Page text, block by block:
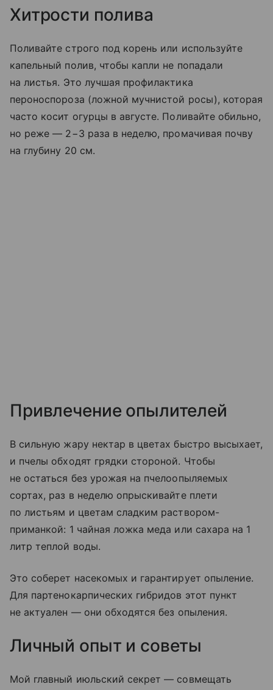
Хитрости полива
Поливайте строго под корень или используйте
капельный полив, чтобы капли не попадали
на листья. Это лучшая профилактика
пероноспороза (ложной мучнистой росы), которая
часто косит огурцы в августе. Поливайте обильно,
но реже — 2−3 раза в неделю, промачивая почву
на глубину 20 см.
Привлечение опылителей
В сильную жару нектар в цветах быстро высыхает,
и пчелы обходят грядки стороной. Чтобы
не остаться без урожая на пчелоопыляемых
сортах, раз в неделю опрыскивайте плети
по листьям и цветам сладким раствором-
приманкой: 1 чайная ложка меда или сахара на 1
литр теплой воды.
Это соберет насекомых и гарантирует опыление.
Для партенокарпических гибридов этот пункт
не актуален — они обходятся без опыления.
Личный опыт и советы
Мой главный июльский секрет — совмещать